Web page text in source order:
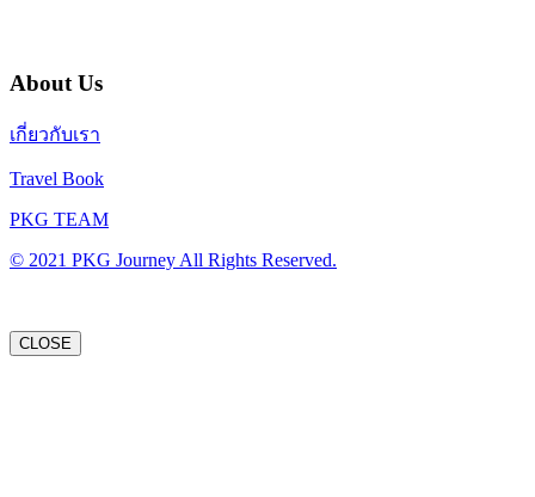
About Us
เกี่ยวกับเรา
Travel Book
PKG TEAM
© 2021 PKG Journey All Rights Reserved.
CLOSE